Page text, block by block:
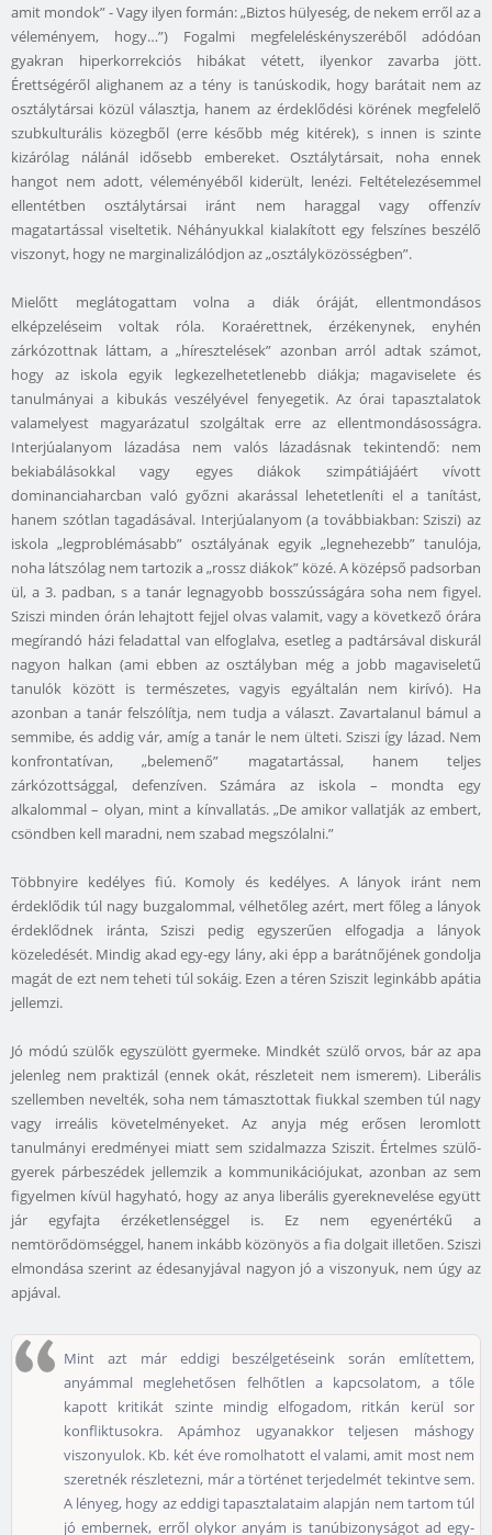
amit mondok” - Vagy ilyen formán: „Biztos hülyeség, de nekem erről az a
véleményem, hogy…”) Fogalmi megfeleléskényszeréből adódóan
gyakran hiperkorrekciós hibákat vétett, ilyenkor zavarba jött.
Érettségéről alighanem az a tény is tanúskodik, hogy barátait nem az
osztálytársai közül választja, hanem az érdeklődési körének megfelelő
szubkulturális közegből (erre később még kitérek), s innen is szinte
kizárólag nálánál idősebb embereket. Osztálytársait, noha ennek
hangot nem adott, véleményéből kiderült, lenézi. Feltételezésemmel
ellentétben osztálytársai iránt nem haraggal vagy offenzív
magatartással viseltetik. Néhányukkal kialakított egy felszínes beszélő
viszonyt, hogy ne marginalizálódjon az „osztályközösségben”.
Mielőtt meglátogattam volna a diák óráját, ellentmondásos
elképzeléseim voltak róla. Koraérettnek, érzékenynek, enyhén
zárkózottnak láttam, a „híresztelések” azonban arról adtak számot,
hogy az iskola egyik legkezelhetetlenebb diákja; magaviselete és
tanulmányai a kibukás veszélyével fenyegetik. Az órai tapasztalatok
valamelyest magyarázatul szolgáltak erre az ellentmondásosságra.
Interjúalanyom lázadása nem valós lázadásnak tekintendő: nem
bekiabálásokkal vagy egyes diákok szimpátiájáért vívott
dominanciaharcban való győzni akarással lehetetleníti el a tanítást,
hanem szótlan tagadásával. Interjúalanyom (a továbbiakban: Sziszi) az
iskola „legproblémásabb” osztályának egyik „legnehezebb” tanulója,
noha látszólag nem tartozik a „rossz diákok” közé. A középső padsorban
ül, a 3. padban, s a tanár legnagyobb bosszússágára soha nem figyel.
Sziszi minden órán lehajtott fejjel olvas valamit, vagy a következő órára
megírandó házi feladattal van elfoglalva, esetleg a padtársával diskurál
nagyon halkan (ami ebben az osztályban még a jobb magaviseletű
tanulók között is természetes, vagyis egyáltalán nem kirívó). Ha
azonban a tanár felszólítja, nem tudja a választ. Zavartalanul bámul a
semmibe, és addig vár, amíg a tanár le nem ülteti. Sziszi így lázad. Nem
konfrontatívan, „belemenő” magatartással, hanem teljes
zárkózottsággal, defenzíven. Számára az iskola – mondta egy
alkalommal – olyan, mint a kínvallatás. „De amikor vallatják az embert,
csöndben kell maradni, nem szabad megszólalni.”
Többnyire kedélyes fiú. Komoly és kedélyes. A lányok iránt nem
érdeklődik túl nagy buzgalommal, vélhetőleg azért, mert főleg a lányok
érdeklődnek iránta, Sziszi pedig egyszerűen elfogadja a lányok
közeledését. Mindig akad egy-egy lány, aki épp a barátnőjének gondolja
magát de ezt nem teheti túl sokáig. Ezen a téren Sziszit leginkább apátia
jellemzi.
Jó módú szülők egyszülött gyermeke. Mindkét szülő orvos, bár az apa
jelenleg nem praktizál (ennek okát, részleteit nem ismerem). Liberális
szellemben nevelték, soha nem támasztottak fiukkal szemben túl nagy
vagy irreális követelményeket. Az anyja még erősen leromlott
tanulmányi eredményei miatt sem szidalmazza Sziszit. Értelmes szülő-
gyerek párbeszédek jellemzik a kommunikációjukat, azonban az sem
figyelmen kívül hagyható, hogy az anya liberális gyereknevelése együtt
jár egyfajta érzéketlenséggel is. Ez nem egyenértékű a
nemtörődömséggel, hanem inkább közönyös a fia dolgait illetően. Sziszi
elmondása szerint az édesanyjával nagyon jó a viszonyuk, nem úgy az
apjával.
Mint azt már eddigi beszélgetéseink során említettem,
anyámmal meglehetősen felhőtlen a kapcsolatom, a tőle
kapott kritikát szinte mindig elfogadom, ritkán kerül sor
konfliktusokra. Apámhoz ugyanakkor teljesen máshogy
viszonyulok. Kb. két éve romolhatott el valami, amit most nem
szeretnék részletezni, már a történet terjedelmét tekintve sem.
A lényeg, hogy az eddigi tapasztalataim alapján nem tartom túl
jó embernek, erről olykor anyám is tanúbizonyságot ad egy-